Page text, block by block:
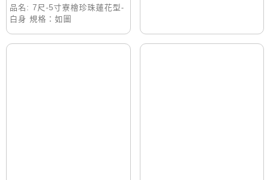
品名: 7尺-5寸寮檜珍珠蓮花型-
白身 規格：如圖